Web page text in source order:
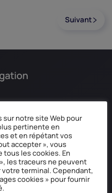
Suivant
postale
notre site Web pour
pertinente en
et en répétant vos
accepter », vous
les cookies. En
les traceurs ne peuvent
terminal. Cependant,
cookies » pour fournir